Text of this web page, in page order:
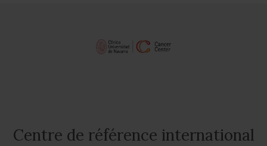
Centre de référence international